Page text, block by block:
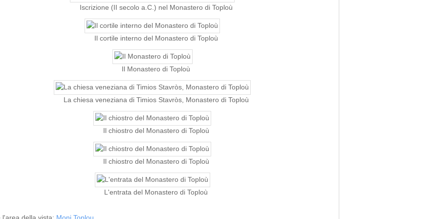
Iscrizione (II secolo a.C.) nel Monastero di Toploù
Il cortile interno del Monastero di Toploù
Il Monastero di Toploù
La chiesa veneziana di Timios Stavròs, Monastero di Toploù
Il chiostro del Monastero di Toploù
Il chiostro del Monastero di Toploù
L'entrata del Monastero di Toploù